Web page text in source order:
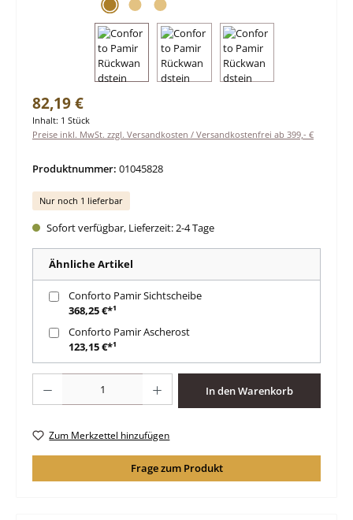
Regulärer Preis:
82,19 €
Inhalt: 1 Stück
Preise inkl. MwSt. zzgl. Versandkosten / Versandkostenfrei ab 399,- €
Produktnummer: 01045828
Nur noch 1 lieferbar
Sofort verfügbar, Lieferzeit: 2-4 Tage
Ähnliche Artikel
Conforto Pamir Sichtscheibe
368,25 €*¹
Conforto Pamir Ascherost
123,15 €*¹
In den Warenkorb
Zum Merkzettel hinzufügen
Frage zum Produkt